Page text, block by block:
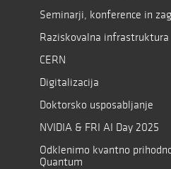
Seminarji, konference in
Raziskovalna infrastruktura
CERN
Digitalizacija
Doktorsko usposabljanje
NVIDIA & FRI AI Day 2025
Odklenimo kvantno
Quantum